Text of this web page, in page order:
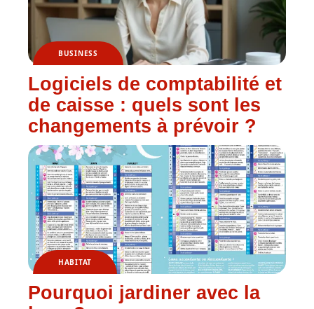
BUSINESS
Logiciels de comptabilité et
de caisse : quels sont les
changements à prévoir ?
HABITAT
Pourquoi jardiner avec la